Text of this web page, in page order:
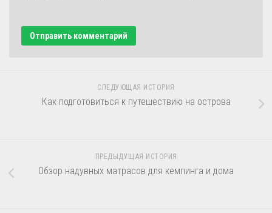
СЛЕДУЮЩАЯ ИСТОРИЯ
Как подготовиться к путешествию на острова
ПРЕДЫДУЩАЯ ИСТОРИЯ
Обзор надувных матрасов для кемпинга и дома